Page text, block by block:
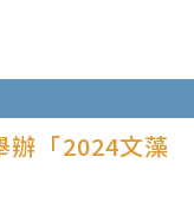
辦「2024文藻